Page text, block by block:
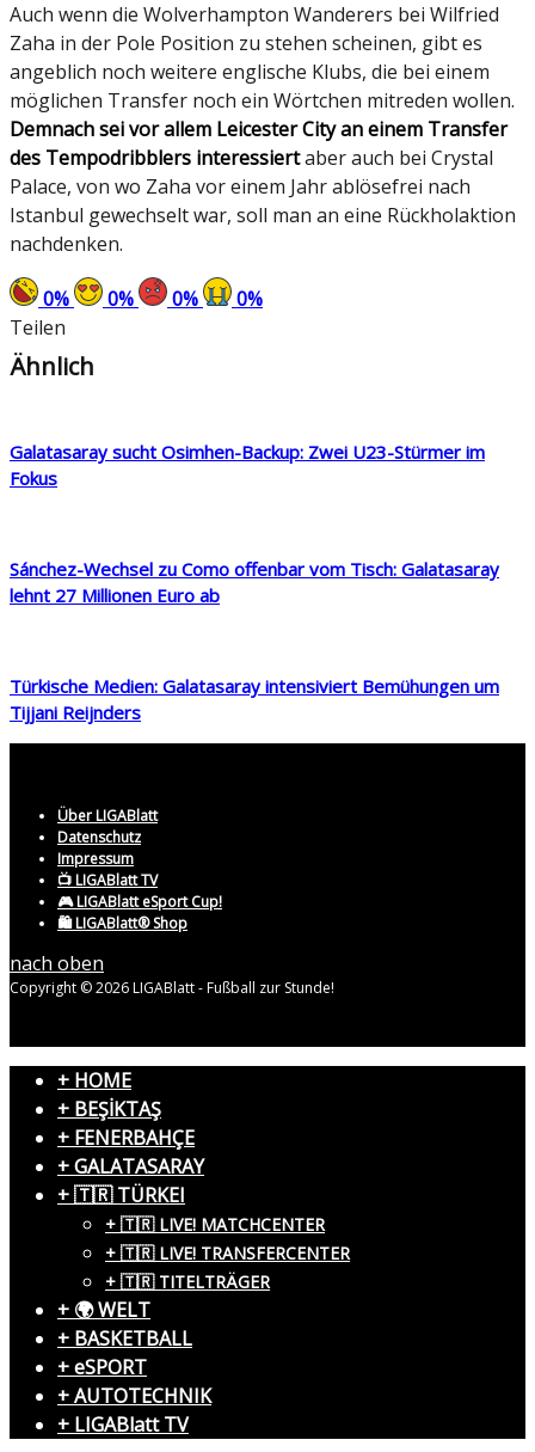
Auch wenn die Wolverhampton Wanderers bei Wilfried
Zaha in der Pole Position zu stehen scheinen, gibt es
angeblich noch weitere englische Klubs, die bei einem
möglichen Transfer noch ein Wörtchen mitreden wollen.
Demnach sei vor allem Leicester City an einem Transfer
des Tempodribblers interessiertaber auch bei Crystal
Palace, von wo Zaha vor einem Jahr ablösefrei nach
Istanbul gewechselt war, soll man an eine Rückholaktion
nachdenken.
0% 0% 0% 0%
Teilen
Ähnlich
Galatasaray sucht Osimhen-Backup: Zwei U23-Stürmer im
Fokus
Sánchez-Wechsel zu Como offenbar vom Tisch: Galatasaray
lehnt 27 Millionen Euro ab
Türkische Medien: Galatasaray intensiviert Bemühungen um
Tijjani Reijnders
Über LIGABlatt
Datenschutz
Impressum
📺 LIGABlatt TV
🎮 LIGABlatt eSport Cup!
🛍️ LIGABlatt® Shop
nach oben
Copyright © 2026 LIGABlatt - Fußball zur Stunde!
+ HOME
+ BEŞİKTAŞ
+ FENERBAHÇE
+ GALATASARAY
+ 🇹🇷 TÜRKEI
+ 🇹🇷 LIVE! MATCHCENTER
+ 🇹🇷 LIVE! TRANSFERCENTER
+ 🇹🇷 TITELTRÄGER
+ 🌍 WELT
+ BASKETBALL
+ eSPORT
+ AUTOTECHNIK
+ LIGABlatt TV